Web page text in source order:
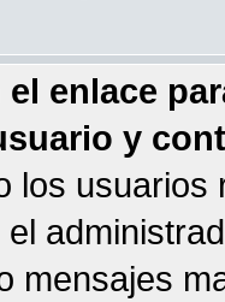
enlace
y
los
mensajes